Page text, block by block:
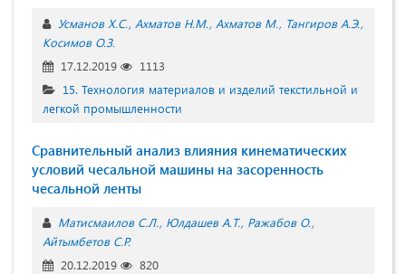
Усманов Х.С. Ахматов Н.М. Ахматов М. Тангиров А.Э.
Косимов О.З.
17.12.2019
1113
15. Технология материалов и изделий текстильной и
легкой промышленности
Сравнительный анализ влияния кинематических
условий чесальной машины на засоренность
чесальной ленты
Матисмаилов С.Л. Юлдашев А.Т. Ражабов О.
Айтымбетов С.Р.
20.12.2019
820